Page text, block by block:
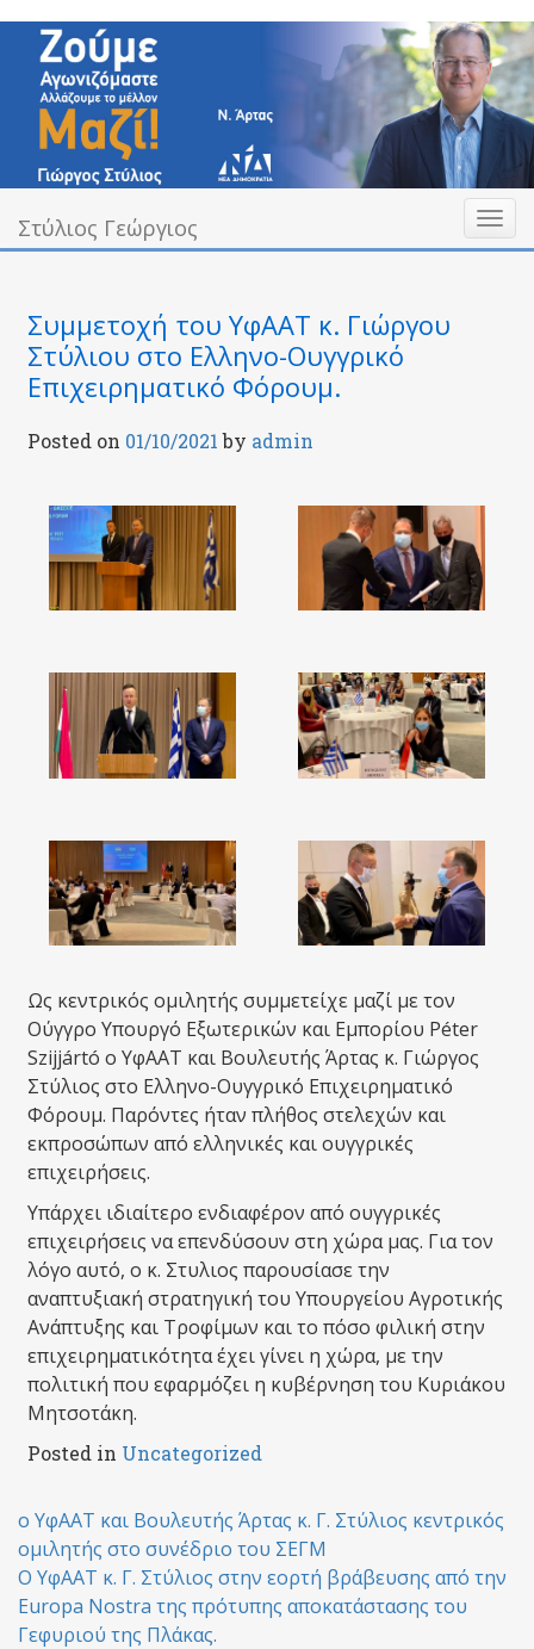
content
Στύλιος Γεώργιος
Υπεύθυνα Δίπλα σας Toggle
Στύλιος Γεώργιος
Συμμετοχή του ΥφΑΑΤ κ. Γιώργου
Στύλιου στο Ελληνο-Ουγγρικό
Επιχειρηματικό Φόρουμ.
Posted on 01/10/2021 by admin
Ως κεντρικός ομιλητής συμμετείχε μαζί με τον
Ούγγρο Υπουργό Εξωτερικών και Εμπορίου Péter
Szijjártó ο ΥφΑΑΤ και Βουλευτής Άρτας κ. Γιώργος
Στύλιος στο Ελληνο-Ουγγρικό Επιχειρηματικό
Φόρουμ. Παρόντες ήταν πλήθος στελεχών και
εκπροσώπων από ελληνικές και ουγγρικές
επιχειρήσεις.
Υπάρχει ιδιαίτερο ενδιαφέρον από ουγγρικές
επιχειρήσεις να επενδύσουν στη χώρα μας. Για τον
λόγο αυτό, ο κ. Στυλιος παρουσίασε την
αναπτυξιακή στρατηγική του Υπουργείου Αγροτικής
Ανάπτυξης και Τροφίμων και το πόσο φιλική στην
επιχειρηματικότητα έχει γίνει η χώρα, με την
πολιτική που εφαρμόζει η κυβέρνηση του Κυριάκου
Μητσοτάκη.
Posted in Uncategorized
Post
navigation
ο ΥφΑΑΤ και Βουλευτής Άρτας κ. Γ. Στύλιος κεντρικός
ομιλητής στο συνέδριο του ΣΕΓΜ
Ο ΥφΑΑΤ κ. Γ. Στύλιος στην εορτή βράβευσης από την
Europa Nostra της πρότυπης αποκατάστασης του
Γεφυριού της Πλάκας.